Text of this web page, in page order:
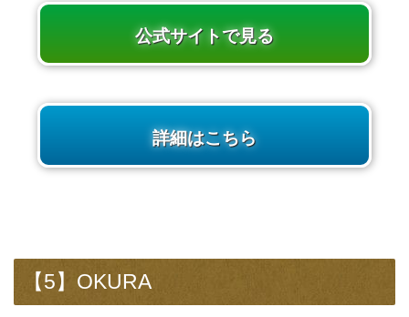
公式サイトで見る
詳細はこちら
【5】OKURA